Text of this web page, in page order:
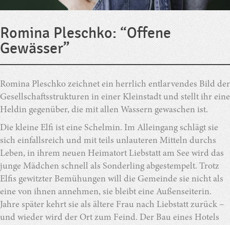
Romina Pleschko: “Offene
Gewässer”
Romina Pleschko zeichnet ein herrlich entlarvendes Bild der
Gesellschaftsstrukturen in einer Kleinstadt und stellt ihr eine
Heldin gegenüber, die mit allen Wassern gewaschen ist.
Die kleine Elfi ist eine Schelmin. Im Alleingang schlägt sie
sich einfallsreich und mit teils unlauteren Mitteln durchs
Leben, in ihrem neuen Heimatort Liebstatt am See wird das
junge Mädchen schnell als Sonderling abgestempelt. Trotz
Elfis gewitzter Bemühungen will die Gemeinde sie nicht als
eine von ihnen annehmen, sie bleibt eine Außenseiterin.
Jahre später kehrt sie als ältere Frau nach Liebstatt zurück –
und wieder wird der Ort zum Feind. Der Bau eines Hotels